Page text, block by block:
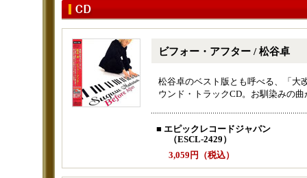
ビフォー・アフター / 松谷卓
松谷卓のベスト版とも呼べる、「大
ウンド・トラックCD。お馴染みの
■ エピックレコードジャパン
（ESCL-2429）
3,059円（税込）